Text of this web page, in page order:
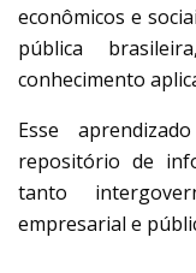
econômicos e
pública
conhecimento
Esse
repositório de
tanto
empresarial e